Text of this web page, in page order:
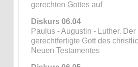
gerechten Gottes auf
Diskurs 06.04
Paulus - Augustin - Luther. Der
gerechtfertigte Gott des
Neuen Testamentes